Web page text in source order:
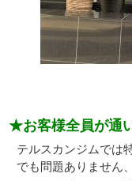
★お客様全員が通
テルスカンジムでは
でも問題ありません、